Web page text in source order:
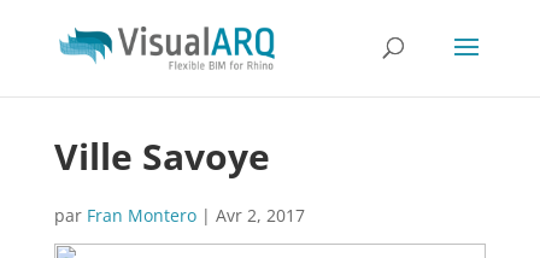
Ville Savoye
par Fran Montero| Avr 2, 2017